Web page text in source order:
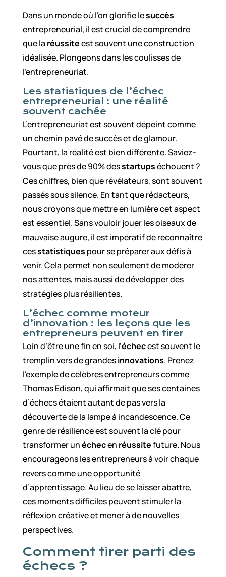
Dans un monde où l’on glorifie lesuccès
entrepreneurial, il est crucial de comprendre
que la réussiteest souvent une construction
idéalisée. Plongeons dans les coulisses de
l’entrepreneuriat.
Les statistiques de l’échec
entrepreneurial : une réalité
souvent cachée
L’entrepreneuriat est souvent dépeint comme
un chemin pavé de succès et de glamour.
Pourtant, la réalité est bien différente. Saviez-
vous que près de 90% desstartupséchouent ?
Ces chiffres, bien que révélateurs, sont souvent
passés sous silence. En tant que rédacteurs,
nous croyons que mettre en lumière cet aspect
est essentiel. Sans vouloir jouer les oiseaux de
mauvaise augure, il est impératif de reconnaître
cesstatistiques pour se préparer aux défis à
venir. Cela permet non seulement de modérer
nos attentes, mais aussi de développer des
stratégies plus résilientes.
L’échec comme moteur
d’innovation : les leçons que les
entrepreneurs peuvent en tirer
Loin d’être une fin en soi, l’échecest souvent le
tremplin vers de grandesinnovations. Prenez
l’exemple de célèbres entrepreneurs comme
Thomas Edison, qui affirmait que ses centaines
d’échecs étaient autant de pas vers la
découverte de la lampe à incandescence. Ce
genre de résilience est souvent la clé pour
transformer unéchecen réussitefuture. Nous
encourageons les entrepreneurs à voir chaque
revers comme une opportunité
d’apprentissage. Au lieu de se laisser abattre,
ces moments difficiles peuvent stimuler la
réflexion créative et mener à de nouvelles
perspectives.
Comment tirer parti des
échecs ?